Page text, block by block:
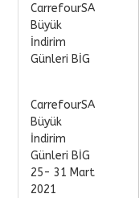
CarrefourSA
Büyük
İndirim
Günleri BİG
CarrefourSA
Büyük
İndirim
Günleri BİG
25- 31 Mart
2021